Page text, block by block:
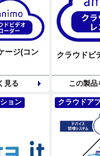
ージ(コン
見る
クラウドビ
この製品
ョン
クラウドア